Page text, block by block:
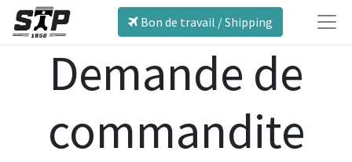
Bon de travail / Shipping
Demande de
commandite